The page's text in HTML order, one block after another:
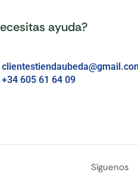
ayuda?
+34 605 61 64 09
Síguenos